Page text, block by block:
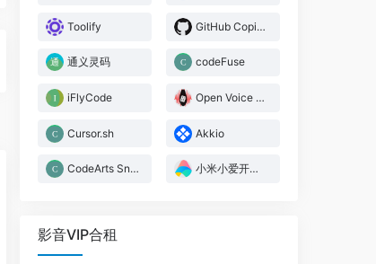
Toolify GitHub Copilot
通义灵码 codeFuse
iFlyCode Open Voice OS
Cursor.sh Akkio
CodeArts Snap 小米小爱开放平台
影音VIP合租